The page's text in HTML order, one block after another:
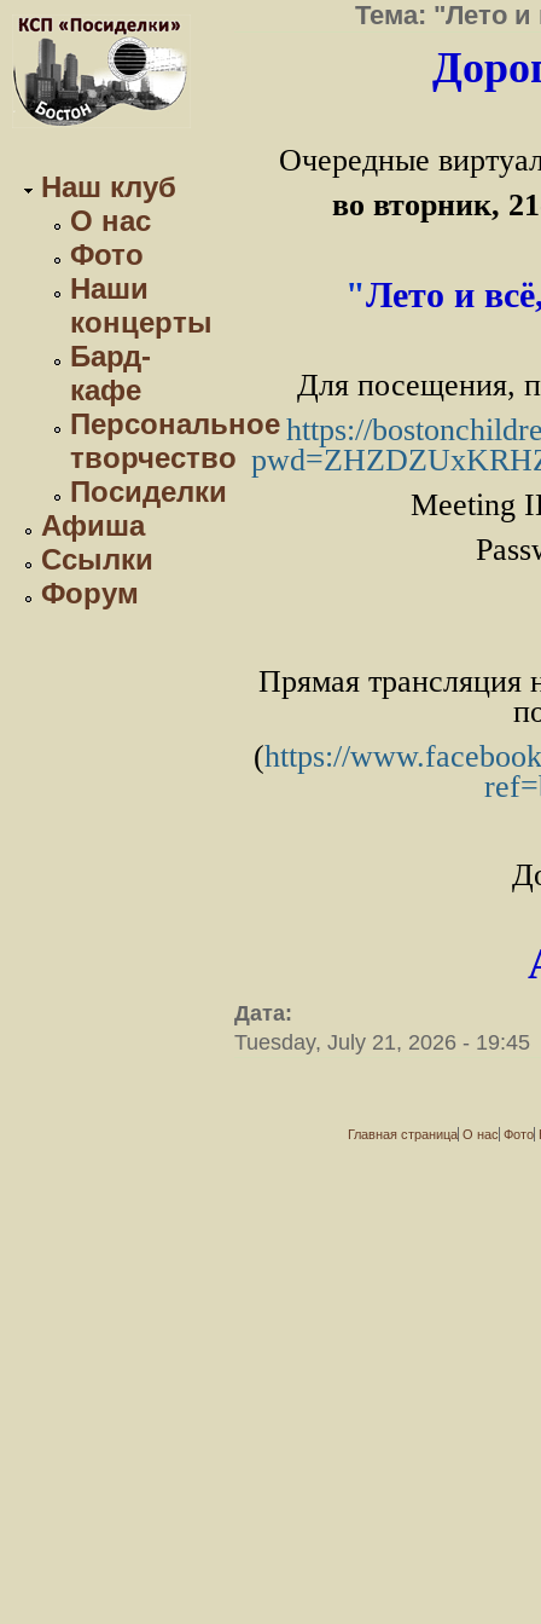
Наш клуб
О нас
Фото
Наши
концерты
Бард-
кафе
Персональное
творчество
Посиделки
Афиша
Ссылки
Форум
Тема: "Лето и
Очередные
во вторник,
"Лето и
Для посещения,
https://
Meeting
Прямая трансляция
(https://
Дата:
Tuesday, July 21, 2026 - 19:45
Главная страница О нас Фото